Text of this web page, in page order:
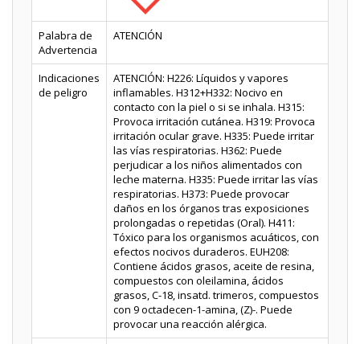
Palabra de
Advertencia
ATENCIÓN
Indicaciones
de peligro
ATENCIÓN: H226: Líquidos y vapores
inflamables. H312+H332: Nocivo en
contacto con la piel o si se inhala. H315:
Provoca irritación cutánea. H319: Provoca
irritación ocular grave. H335: Puede irritar
las vías respiratorias. H362: Puede
perjudicar a los niños alimentados con
leche materna. H335: Puede irritar las vías
respiratorias. H373: Puede provocar
daños en los órganos tras exposiciones
prolongadas o repetidas (Oral). H411:
Tóxico para los organismos acuáticos, con
efectos nocivos duraderos. EUH208:
Contiene ácidos grasos, aceite de resina,
compuestos con oleilamina, ácidos
grasos, C-18, insatd. trimeros, compuestos
con 9 octadecen-1-amina, (Z)-. Puede
provocar una reacción alérgica.